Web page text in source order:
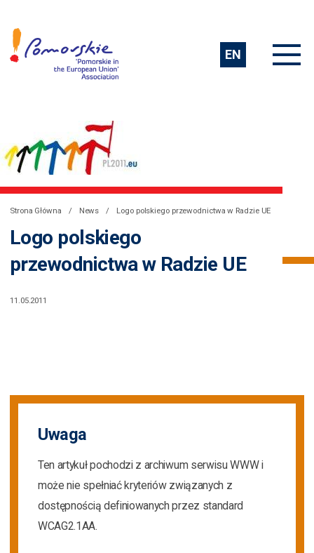
EN
Strona Główna News Logo polskiego przewodnictwa w Radzie UE
Logo polskiego
przewodnictwa w Radzie UE
11.05.2011
Uwaga
Ten artykuł pochodzi z archiwum serwisu WWW i
może nie spełniać kryteriów związanych z
dostępnością definiowanych przez standard
WCAG2.1AA.